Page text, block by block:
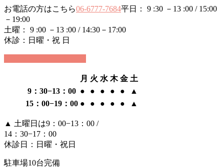
お電話の方はこちら06-6777-7684平日： 9 :30 －13 :00 / 15:00
－19:00
土曜： 9 :00 －13 :00 / 14:30－17:00
休診：日曜・祝 日
月 火 水 木 金 土
9：30−13：00 ● ● ● ● ●
▲
15：00−19：00 ● ● ● ● ● ▲
▲ 土曜日は9：00−13：00 /
14：30−17：00
休診日：日曜・祝日
駐車場10台完備